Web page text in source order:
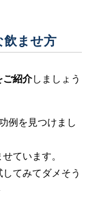
飲ませ方
ご紹介しましょう
例を見つけまし
ています。
てみてダメそう